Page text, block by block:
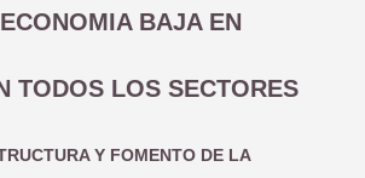
BAJA EN
TODOS LOS SECTORES
Y FOMENTO DE LA